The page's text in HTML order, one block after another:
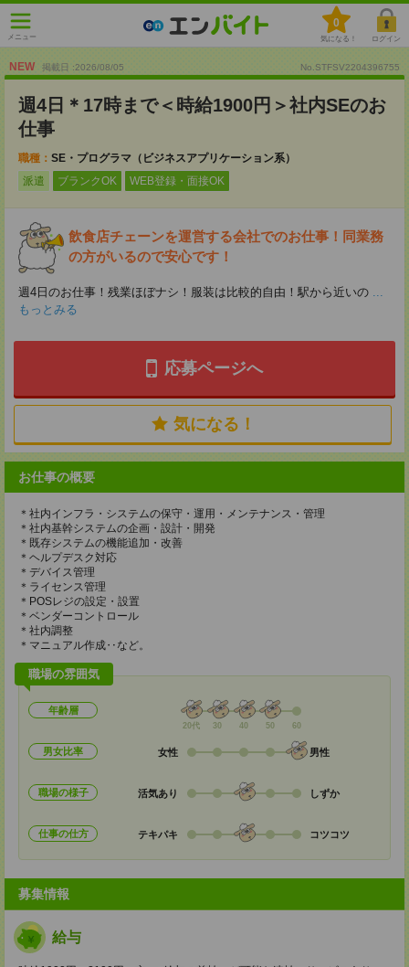
メニュー
0
気になる！ ログイン
NEW 掲載日 :2026/08/05 No.STFSV2204396755
週4日＊17時まで＜時給1900円＞社内SEのお
仕事
職種： SE・プログラマ（ビジネスアプリケーション系）
派遣
ブランクOK WEB登録・面接OK
飲食店チェーンを運営する会社でのお仕事！同業務
の方がいるので安心です！
週4日のお仕事！残業ほぼナシ！服装は比較的自由！駅から近いの ...
もっとみる
応募ページへ
気になる！
お仕事の概要
＊社内インフラ・システムの保守・運用・メンテナンス・管理
＊社内基幹システムの企画・設計・開発
＊既存システムの機能追加・改善
＊ヘルプデスク対応
＊デバイス管理
＊ライセンス管理
＊POSレジの設定・設置
＊ベンダーコントロール
＊社内調整
＊マニュアル作成‥など。
職場の雰囲気
年齢層
20代 30 40 50 60
男女比率 女性 男性
職場の様子 活気あり しずか
仕事の仕方 テキパキ コツコツ
募集情報
給与